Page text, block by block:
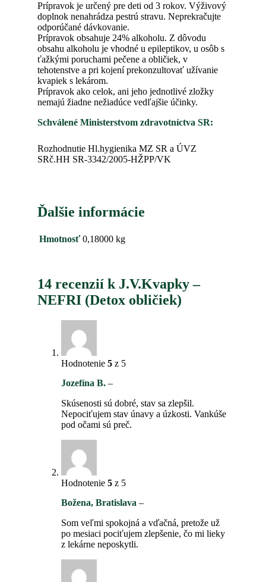
Prípravok je určený pre deti od 3 rokov. Výživový
doplnok nenahrádza pestrú stravu. Neprekračujte
odporúčané dávkovanie.
Prípravok obsahuje 24% alkoholu. Z dôvodu
obsahu alkoholu je vhodné u epileptikov, u osôb s
ťažkými poruchami pečene a obličiek, v
tehotenstve a pri kojení prekonzultovať užívanie
kvapiek s lekárom.
Prípravok ako celok, ani jeho jednotlivé zložky
nemajú žiadne nežiadúce vedľajšie účinky.
Schválené Ministerstvom zdravotníctva SR:
Rozhodnutie Hl.hygienika MZ SR a ÚVZ
SRč.HH SR-3342/2005-HŽPP/VK
Ďalšie informácie
Hmotnosť 0,18000 kg
14 recenzií k J.V.Kvapky –
NEFRI (Detox obličiek)
Hodnotenie 5 z 5
Jozefína B. –
Skúsenosti sú dobré, stav sa zlepšil.
Nepociťujem stav únavy a úzkosti. Vankúše
pod očami sú preč.
Hodnotenie 5 z 5
Božena, Bratislava –
Som veľmi spokojná a vďačná, pretože už
po mesiaci pociťujem zlepšenie, čo mi lieky
z lekárne neposkytli.